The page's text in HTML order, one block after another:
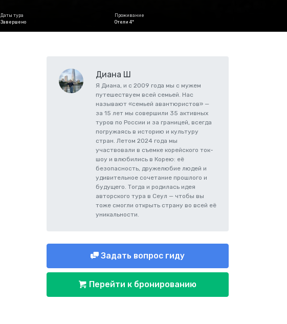
Даты тура
Завершено
Проживание
Отели 4*
Диана Ш
Я Диана, и с 2009 года мы с мужем
путешествуем всей семьей. Нас
называют «семьей авантюристов» —
за 15 лет мы совершили 35 активных
туров по России и за границей, всегда
погружаясь в историю и культуру
стран. Летом 2024 года мы
участвовали в съемке корейского ток-
шоу и влюбились в Корею: её
безопасность, дружелюбие людей и
удивительное сочетание прошлого и
будущего. Тогда и родилась идея
авторского тура в Сеул — чтобы вы
тоже смогли открыть страну во всей её
уникальности.
Задать вопрос гиду
Перейти к бронированию